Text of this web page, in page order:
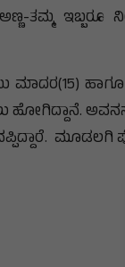
ತಮ್ಮ ಇಬ್ಬರೂ
ಮಾದರ(15)